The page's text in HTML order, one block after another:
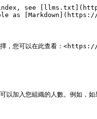
see
as
擇，您可以在此查看：
加入您組織的人數。例如，